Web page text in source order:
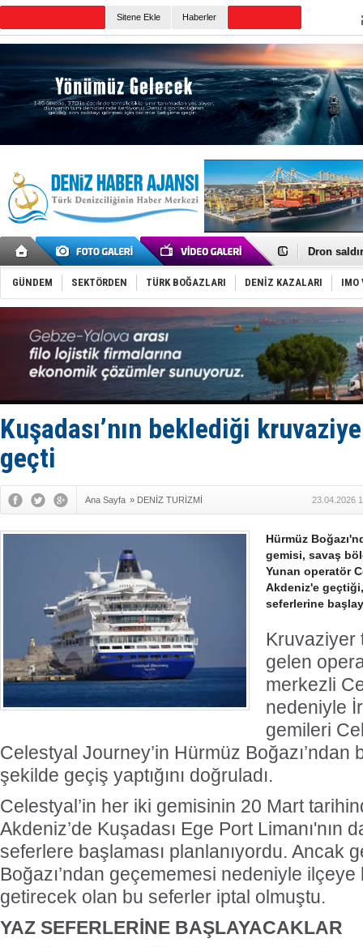
Sitene Ekle Haberler
Gemi
Dron
'REGAL 1'
Gemide 5
Yakıt
Rus
Tatil
Rusya,
Enejota
Denizcilik
Taksi
GÜNDEM SEKTÖRDEN TÜRK BOĞAZLARI DENİZ KAZALARI IMO
Kuşadası’nın beklediği
geçti
Ana Sayfa » DENİZ TURİZMİ 23.04.2026
Hürmüz
gemisi, savaş
Yunan operatör
Akdeniz'e
seferlerine
Kruvaziyer
gelen
merkezli
nedeniyle
gemileri
Celestyal Journey’in Hürmüz Boğazı’ndan
şekilde geçiş yaptığını doğruladı.
Celestyal’in her iki gemisinin 20 Mart
Akdeniz’de Kuşadası Ege Port Limanı'nın
seferlere başlaması planlanıyordu. Ancak
Boğazı’ndan geçememesi nedeniyle
getirecek olan bu seferler iptal olmuştu.
YAZ SEFERLERİNE BAŞLAYACAKLAR